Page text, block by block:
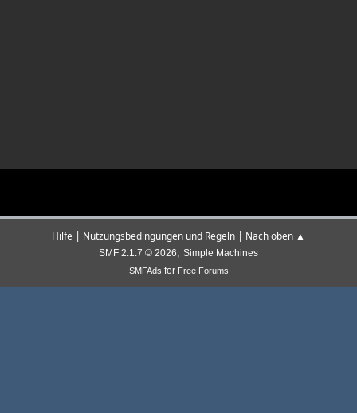
Hilfe | Nutzungsbedingungen und Regeln | Nach oben ▲
SMF 2.1.7 © 2026, Simple Machines
SMFAds for Free Forums